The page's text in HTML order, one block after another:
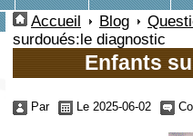
Accueil Blog
surdoués:le diagnostic
Enfants
Par Le 2025-06-02